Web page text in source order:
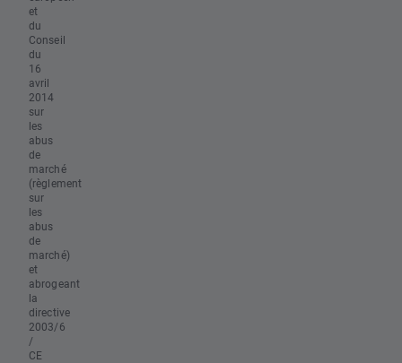
et
du
Conseil
du
16
avril
2014
sur
les
abus
de
marché
(règlement
sur
les
abus
de
marché)
et
abrogeant
la
directive
2003/6
/
CE